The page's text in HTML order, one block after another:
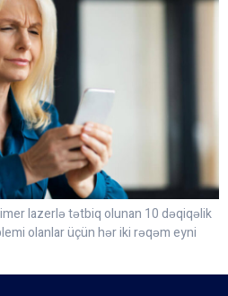
lazerlə tətbiq olunan 10 dəqiqəlik
olanlar üçün hər iki rəqəm eyni